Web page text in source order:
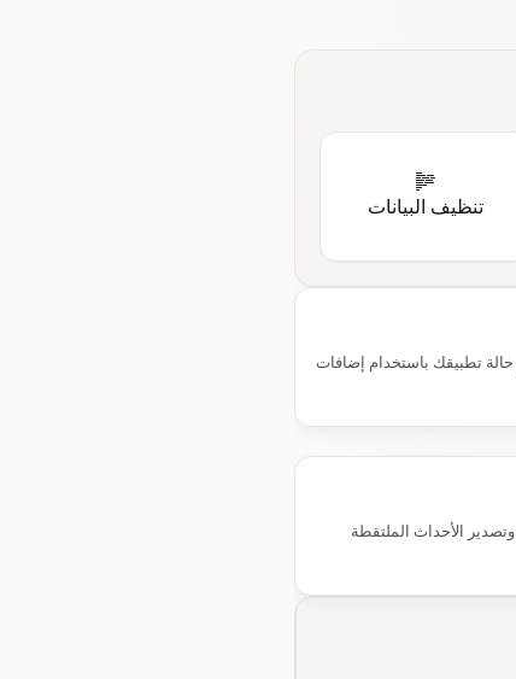
تنظيف البيانات
حالة تطبيقك باستخدام إضافات
الأحداث الملتقطة